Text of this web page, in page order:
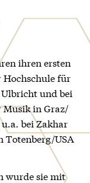
ihren ersten
für
und bei
Musik in Graz/
bei Zakhar
Totenberg/USA
wurde sie mit